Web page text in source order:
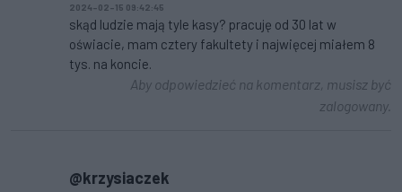
2024-02-15 09:42:45
skąd ludzie mają tyle kasy? pracuję od 30 lat w
oświacie, mam cztery fakultety i najwięcej miałem 8
tys. na koncie.
Aby odpowiedzieć na komentarz, musisz być
zalogowany.
@krzysiaczek